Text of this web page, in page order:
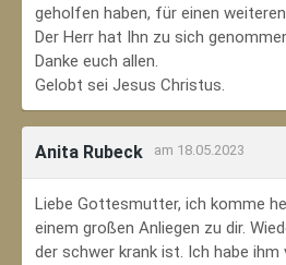
geholfen haben, für einen
Der Herr hat Ihn zu sich
Danke euch allen.
Gelobt sei Jesus Christus.
Anita Rubeck am 18.05.2023
Liebe Gottesmutter, ich komme
einem großen Anliegen zu dir.
der schwer krank ist. Ich habe